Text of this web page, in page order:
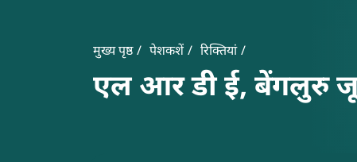
Breadcrumb
मुख्य पृष्ठ पेशकशें रिक्तियां
एल आर डी ई, बेंगलुरु